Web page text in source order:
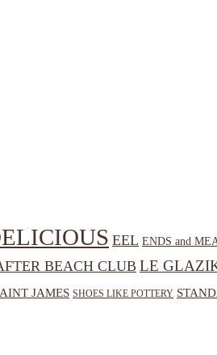
EEL ENDS and
BEACH CLUB LE
JAMES SHOES LIKE POTTERY